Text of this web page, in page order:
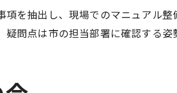
を抽出し、現場でのマニュアル
問点は市の担当部署に確認する姿